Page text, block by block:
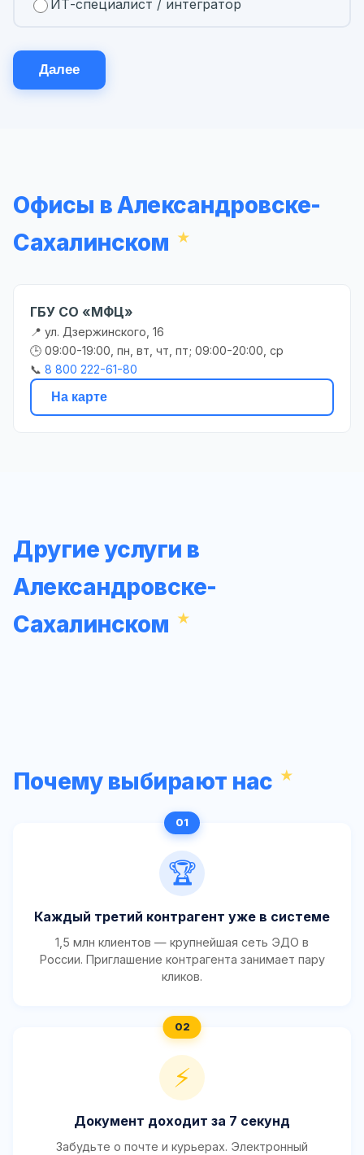
ИТ-специалист / интегратор
Далее
Офисы в Александровске-
Сахалинском
ГБУ СО «МФЦ»
📍 ул. Дзержинского, 16
🕒 09:00-19:00, пн, вт, чт, пт; 09:00-20:00, ср
📞 8 800 222-61-80
На карте
Другие услуги в
Александровске-
Сахалинском
Почему выбирают нас
🏆
Каждый третий контрагент уже в системе
1,5 млн клиентов — крупнейшая сеть ЭДО в
России. Приглашение контрагента занимает пару
кликов.
⚡
Документ доходит за 7 секунд
Забудьте о почте и курьерах. Электронный